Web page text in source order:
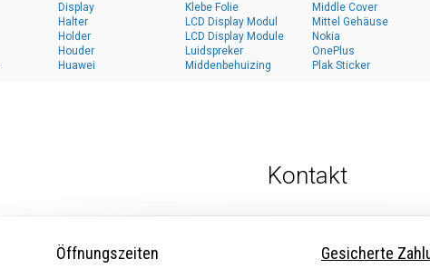
Display
Halter
Holder
Houder
Huawei
Klebe Folie
LCD Display Modul
LCD Display Module
Luidspreker
Middenbehuizing
Middle Cover
Mittel Gehäuse
Nokia
OnePlus
Plak Sticker
Kontakt
Öffnungszeiten Gesicherte